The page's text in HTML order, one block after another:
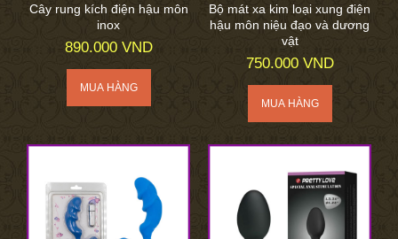
Cây rung kích điện hậu môn
inox
890.000 VND
Bộ mát xa kim loại xung điện
hậu môn niệu đạo và dương
vật
750.000 VND